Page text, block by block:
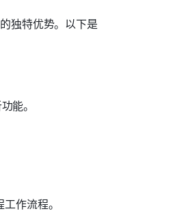
独特优势。以下是
能。
作流程。